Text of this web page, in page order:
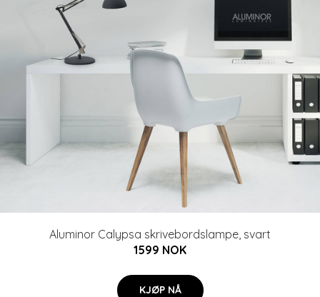
Aluminor Calypsa skrivebordslampe, svart
1599 NOK
KJØP NÅ